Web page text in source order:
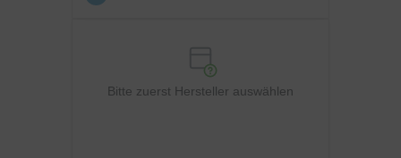
Ricoh
Bitte zuerst Hersteller auswählen